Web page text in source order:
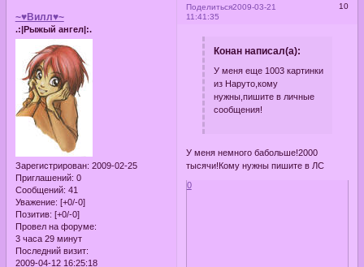
Поделиться 10
2009-03-21
11:41:35
~♥Вилл♥~
.:|Рыжый ангел|:.
Зарегистрирован: 2009-02-25
Приглашений: 0
Сообщений: 41
Уважение: [+0/-0]
Позитив: [+0/-0]
Провел на форуме:
3 часа 29 минут
Последний визит:
2009-04-12 16:25:18
Конан написал(а):
У меня еще 1003 картинки
из Наруто,кому
нужны,пишите в личные
сообщения!
У меня немного бабольше!2000
тысячи!Кому нужны пишите в ЛС
0